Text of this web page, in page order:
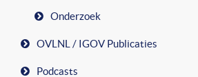
Onderzoek
OVLNL / IGOV Publicaties
Podcasts